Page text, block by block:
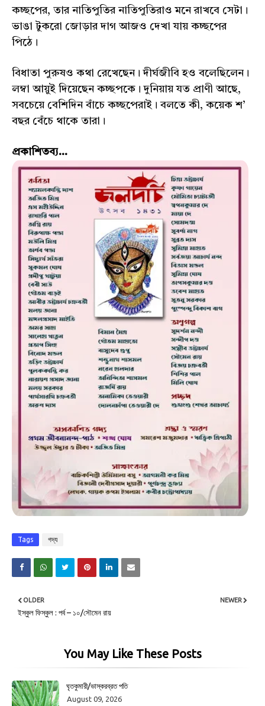
কচ্ছপের, তার নাতিপুতির নাতিপুতিরাও মনে রাখবে সেটা।
ভাঙা টুকরো জোড়ার দাগ আজও দেখা যায় কচ্ছপের
পিঠে।
বিধাতা পুরুষও কথা রেখেছেন। দীর্ঘজীবি হও বলেছিলেন।
লম্বা আয়ুই দিয়েছেন কচ্ছপকে। দুনিয়ায় যত প্রাণী আছে,
সবচেয়ে বেশিদিন বাঁচে কচ্ছপেরাই। বলতে কী, কয়েক শ’
বছর বেঁচে থাকে তারা।
প্রকাশিতব্য...
Tags গদ্য
NEWER
OLDER
ইস্কুল ফিস্কুল : পর্ব – ১০/সৌমেন রায়
You May Like These Posts
ঘৃতকুমারী/ভাস্করব্রত পতি
August 09, 2026